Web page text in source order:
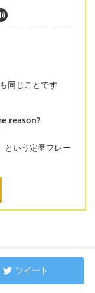
同じことです
reason?
という定番フレー
ツイート